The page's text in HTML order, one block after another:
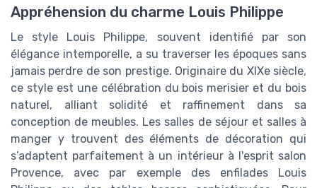
Appréhension du charme Louis Philippe
Le style Louis Philippe, souvent identifié par son
élégance intemporelle, a su traverser les époques sans
jamais perdre de son prestige. Originaire du XIXe siècle,
ce style est une célébration du bois merisier et du bois
naturel, alliant solidité et raffinement dans sa
conception de meubles. Les salles de séjour et salles à
manger y trouvent des éléments de décoration qui
s’adaptent parfaitement à un intérieur à l'esprit salon
Provence, avec par exemple des enfilades Louis